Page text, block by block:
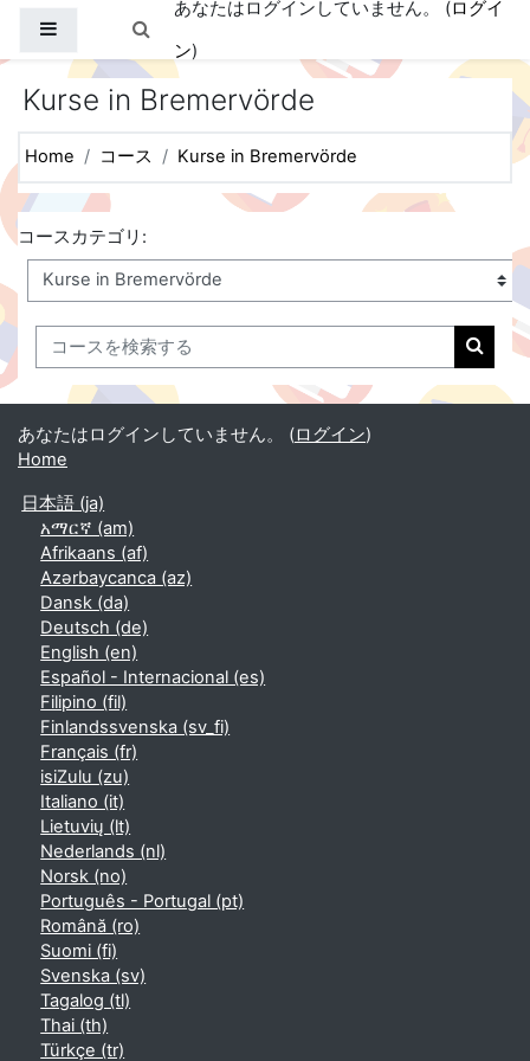
メインコンテンツへスキップする
サイドパネル
あなたはログインしていません。 (ログイ
ン)
Kurse in Bremervörde
Home コース Kurse in Bremervörde
コースカテゴリ:
コースを検索する
コー
あなたはログインしていません。 (ログイン)
Home
日本語 ‎(ja)‎
አማርኛ ‎(am)‎
Afrikaans ‎(af)‎
Azərbaycanca ‎(az)‎
Dansk ‎(da)‎
Deutsch ‎(de)‎
English ‎(en)‎
Español - Internacional ‎(es)‎
Filipino ‎(fil)‎
Finlandssvenska ‎(sv_fi)‎
Français ‎(fr)‎
isiZulu ‎(zu)‎
Italiano ‎(it)‎
Lietuvių ‎(lt)‎
Nederlands ‎(nl)‎
Norsk ‎(no)‎
Português - Portugal ‎(pt)‎
Română ‎(ro)‎
Suomi ‎(fi)‎
Svenska ‎(sv)‎
Tagalog ‎(tl)‎
Thai ‎(th)‎
Türkçe ‎(tr)‎